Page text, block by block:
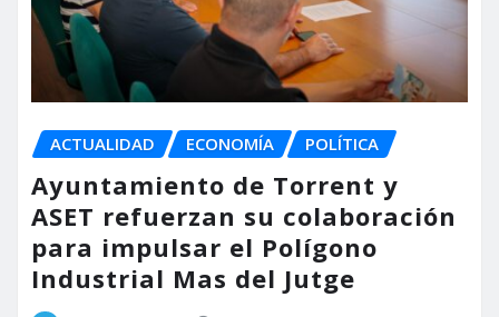
ACTUALIDAD ECONOMÍA POLÍTICA
Ayuntamiento de Torrent y
ASET refuerzan su colaboración
para impulsar el Polígono
Industrial Mas del Jutge